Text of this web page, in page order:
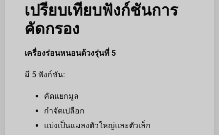
เปรียบเทียบฟังก์ชันการ
คัดกรอง
เครื่องร่อนหนอนด้วงรุ่นที่ 5
มี 5 ฟังก์ชัน:
คัดแยกมูล
กำจัดเปลือก
แบ่งเป็นแมลงตัวใหญ่และตัวเล็ก